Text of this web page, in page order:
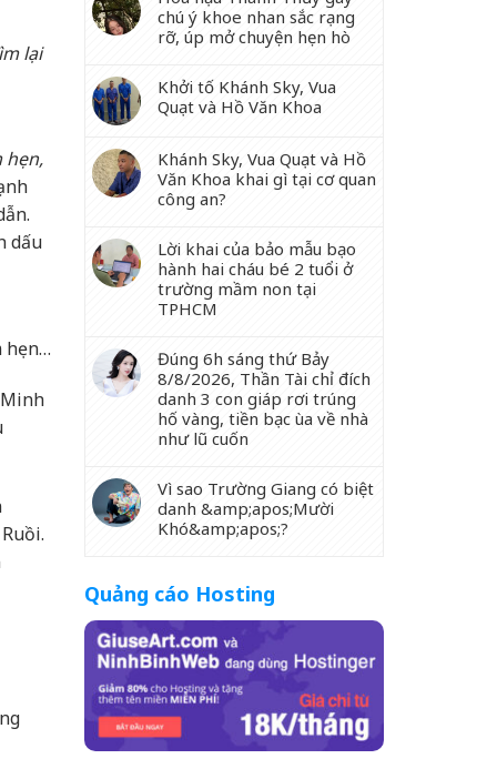
lại
hẹn,
dấu
hẹn…
chú ý khoe nhan sắc rạng
rỡ, úp mở chuyện hẹn hò
Khởi tố Khánh Sky, Vua
Quạt và Hồ Văn Khoa
Khánh Sky, Vua Quạt và Hồ
Văn Khoa khai gì tại cơ quan
công an?
Lời khai của bảo mẫu bạo
hành hai cháu bé 2 tuổi ở
trường mầm non tại
TPHCM
Đúng 6h sáng thứ Bảy
8/8/2026, Thần Tài chỉ đích
danh 3 con giáp rơi trúng
hố vàng, tiền bạc ùa về nhà
như lũ cuốn
Vì sao Trường Giang có biệt
danh &amp;apos;Mười
Khó&amp;apos;?
Quảng cáo Hosting